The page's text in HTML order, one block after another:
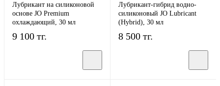
Лубрикант на силиконовой
основе JO Premium
охлаждающий, 30 мл
9 100 тг.
Лубрикант-гибрид водно-
силиконовый JO Lubricant
(Hybrid), 30 мл
8 500 тг.